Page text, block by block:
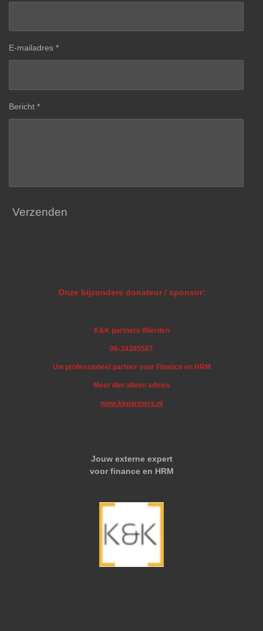
E-mailadres *
Bericht *
Verzenden
Onze bijzondere donateur / sponsor:
K&K partners Wierden
06-34385587
Uw professioneel partner voor Finance en HRM
Meer dan alleen advies
www.kkpartners.nl
Jouw externe expert
voor finance en HRM